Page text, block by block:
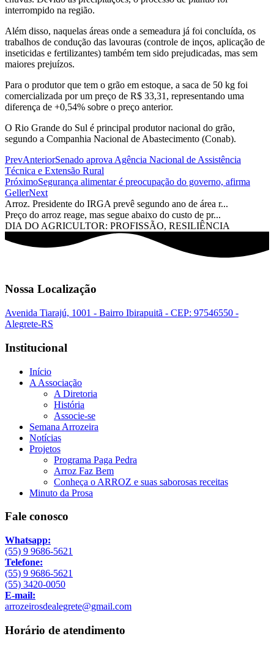
interrompido na região.
Além disso, naquelas áreas onde a semeadura já foi concluída, os
trabalhos de condução das lavouras (controle de inços, aplicação de
inseticidas e fertilizantes) também tem sido prejudicadas, mas sem
maiores prejuízos.
Para o produtor que tem o grão em estoque, a saca de 50 kg foi
comercializada por um preço de R$ 33,31, representando uma
diferença de +0,54% sobre o preço anterior.
O Rio Grande do Sul é principal produtor nacional do grão,
segundo a Companhia Nacional de Abastecimento (Conab).
PrevAnteriorSenado aprova Agência Nacional de Assistência
Técnica e Extensão Rural
PróximoSegurança alimentar é preocupação do governo, afirma
GellerNext
Arroz. Presidente do IRGA prevê segundo ano de área r...
Preço do arroz reage, mas segue abaixo do custo de pr...
DIA DO AGRICULTOR: PROFISSÃO, RESILIÊNCIA
Nossa Localização
Avenida Tiarajú, 1001 - Bairro Ibirapuitã - CEP: 97546550 -
Alegrete-RS
Institucional
Início
A Associação
A Diretoria
História
Associe-se
Semana Arrozeira
Notícias
Projetos
Programa Paga Pedra
Arroz Faz Bem
Conheça o ARROZ e suas saborosas receitas
Minuto da Prosa
Fale conosco
Whatsapp:
(55) 9 9686-5621
Telefone:
(55) 9 9686-5621
(55) 3420-0050
E-mail:
arrozeirosdealegrete@gmail.com
Horário de atendimento